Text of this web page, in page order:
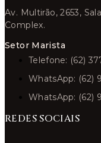
Av. Multirão, 2653,
Complex.
Setor Marista
Telefone: (62)
WhatsApp: (62)
WhatsApp: (62)
REDES SOCIAIS